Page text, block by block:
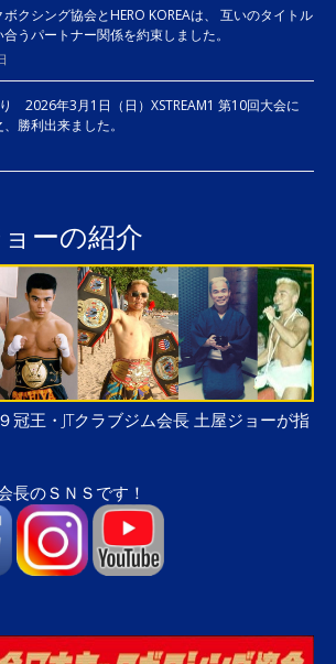
クシング協会とHERO KOREAは、 互いのタイトル
うパートナー関係を約束しました。
2026年3月1日（日）XSTREAM1 第10回大会に
勝利出来ました。
ーの紹介
冠王・JTクラブジム会長 土屋ジョーが指
長のＳＮＳです！